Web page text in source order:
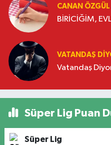
CANAN ÖZGÜL
BİRİCİĞİM,
VATANDAŞ
Vatandaş
Süper Lig Puan
Süper Lig